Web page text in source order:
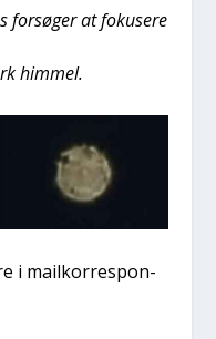
for­sø­ger at foku­se­re
him­mel.
i mail­kor­re­spon­